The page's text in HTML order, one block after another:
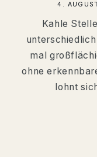
4.
Kahle
mal
ohne
lohnt